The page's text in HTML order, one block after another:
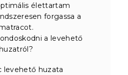
élettartam
forgassa a
a levehető
levehető huzata